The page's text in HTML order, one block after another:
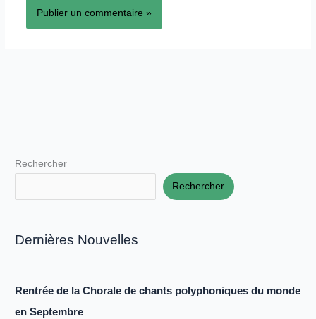
Rechercher
Rechercher
Dernières Nouvelles
Rentrée de la Chorale de chants polyphoniques du monde
en Septembre